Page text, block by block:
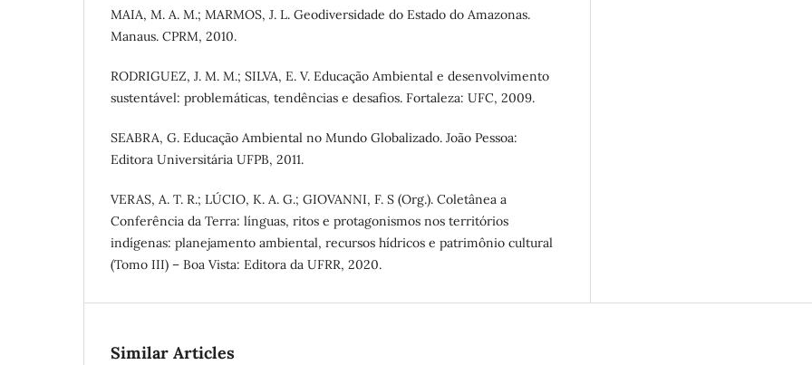
MAIA, M. A. M.; MARMOS, J. L. Geodiversidade do Estado do Amazonas.
Manaus. CPRM, 2010.
RODRIGUEZ, J. M. M.; SILVA, E. V. Educação Ambiental e desenvolvimento
sustentável: problemáticas, tendências e desafios. Fortaleza: UFC, 2009.
SEABRA, G. Educação Ambiental no Mundo Globalizado. João Pessoa:
Editora Universitária UFPB, 2011.
VERAS, A. T. R.; LÚCIO, K. A. G.; GIOVANNI, F. S (Org.). Coletânea a
Conferência da Terra: línguas, ritos e protagonismos nos territórios
indígenas: planejamento ambiental, recursos hídricos e patrimônio cultural
(Tomo III) – Boa Vista: Editora da UFRR, 2020.
Similar Articles